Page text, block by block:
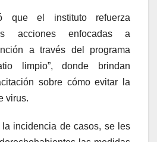
que el instituto refuerza
acciones enfocadas a
a través del programa
limpio”, donde brindan
sobre cómo evitar la
virus.
la incidencia de casos, se les